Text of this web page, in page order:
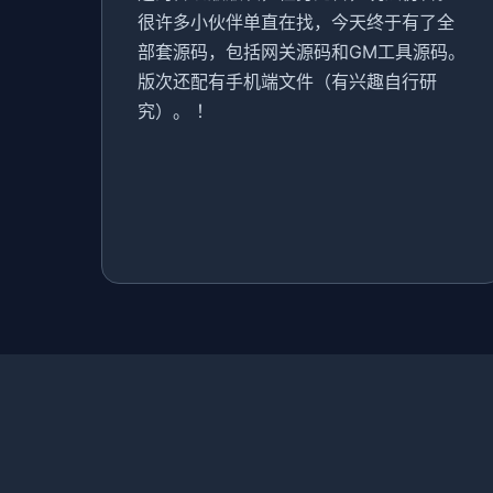
很许多小伙伴单直在找，今天终于有了全
部套源码，包括网关源码和GM工具源码。
版次还配有手机端文件（有兴趣自行研
究）。 ！